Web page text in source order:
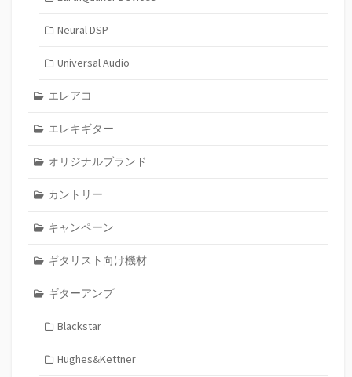
Neural DSP
Universal Audio
エレアコ
エレキギター
オリジナルブランド
カントリー
キャンペーン
ギタリスト向け機材
ギターアンプ
Blackstar
Hughes&Kettner